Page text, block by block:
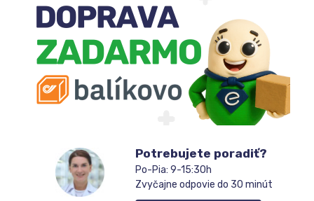
Potrebujete poradiť?
Po-Pia: 9-15:30h
Zvyčajne odpovie do 30 minút